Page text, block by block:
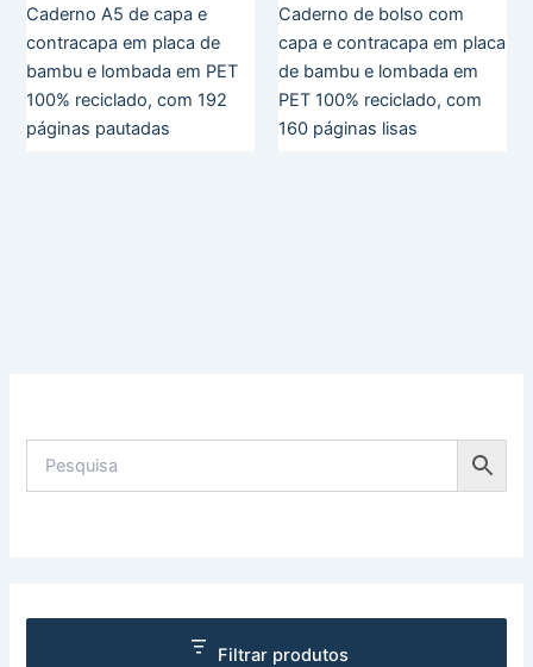
Filtrar produtos
Caderno A5 de capa e
contracapa em placa de
bambu e lombada em PET
100% reciclado, com 192
páginas pautadas
Caderno de bolso com
capa e contracapa em placa
de bambu e lombada em
PET 100% reciclado, com
160 páginas lisas